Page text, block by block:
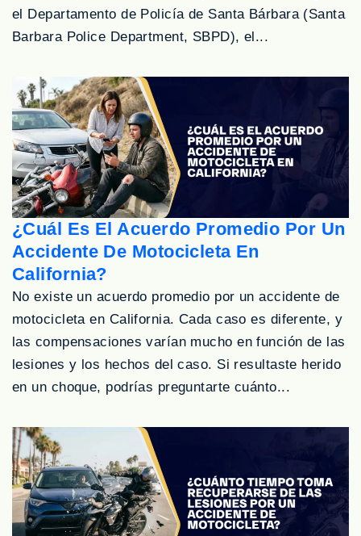
el Departamento de Policía de Santa Bárbara (Santa
Barbara Police Department, SBPD), el...
¿Cuál Es El Acuerdo Promedio Por Un
Accidente De Motocicleta En
California?
No existe un acuerdo promedio por un accidente de
motocicleta en California. Cada caso es diferente, y
las compensaciones varían mucho en función de las
lesiones y los hechos del caso. Si resultaste herido
en un choque, podrías preguntarte cuánto...